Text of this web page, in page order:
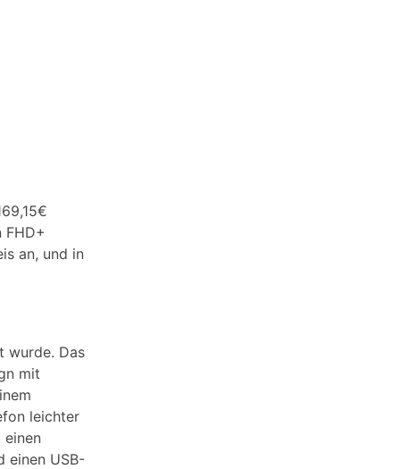
FHD+
an, und in
wurde. Das
mit
leichter
einen USB-